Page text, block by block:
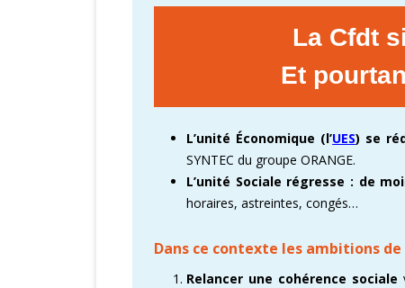
La Cfdt
Et
L’unité Économique (l’UES) se
SYNTEC du groupe ORANGE.
L’unité Sociale régresse : de
horaires, astreintes, congés…
Dans ce contexte les ambitions de
Relancer une cohérence sociale